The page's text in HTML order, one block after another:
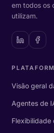
em todos os
utilizam.
Visão geral
Agentes de
Flexibilidade